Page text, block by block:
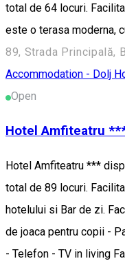
total de 64 locuri.
este o terasa moderna,
89, Strada Principală,
Accommodation - Dolj
Open
Hotel Amfiteatru
Hotel Amfiteatru ***
total de 89 locuri.
hotelului si Bar de zi.
de joaca pentru copii -
- Telefon - TV in living